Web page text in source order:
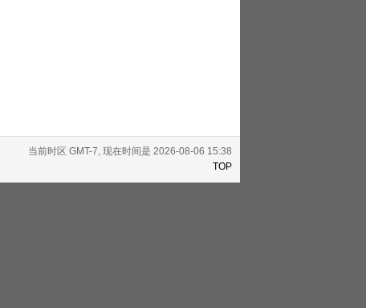
当前时区 GMT-7, 现在时间是 2026-08-06 15:38
TOP